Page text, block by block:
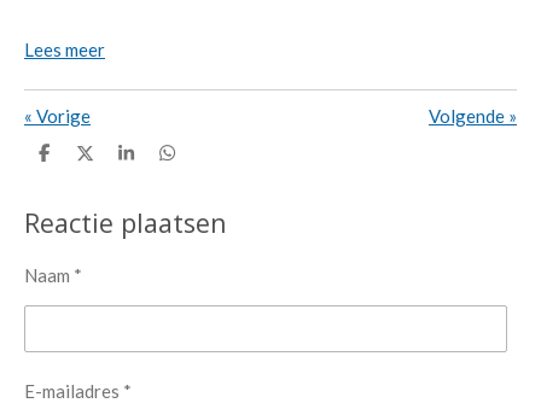
Lees meer
« Vorige Volgende »
D
n
D
l
S
e
D
n
Reactie plaatsen
Naam *
E-mailadres *